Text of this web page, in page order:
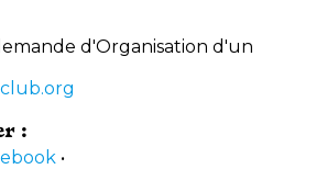
d'Organisation d'un
:
•